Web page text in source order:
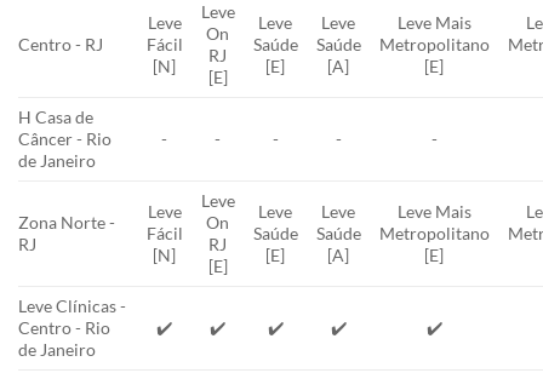
Centro - RJ
Leve
Fácil
[N]
Leve
On
RJ
[E]
Leve
Saúde
[E]
Leve
Saúde
[A]
Leve Mais
Metropolitano
[E]
H Casa de
Câncer - Rio
de Janeiro
- - - - -
Zona Norte -
RJ
Leve
Fácil
[N]
Leve
On
RJ
[E]
Leve
Saúde
[E]
Leve
Saúde
[A]
Leve Mais
Metropolitano
[E]
Leve Clínicas -
Centro - Rio
de Janeiro
✔️ ✔️ ✔️ ✔️ ✔️